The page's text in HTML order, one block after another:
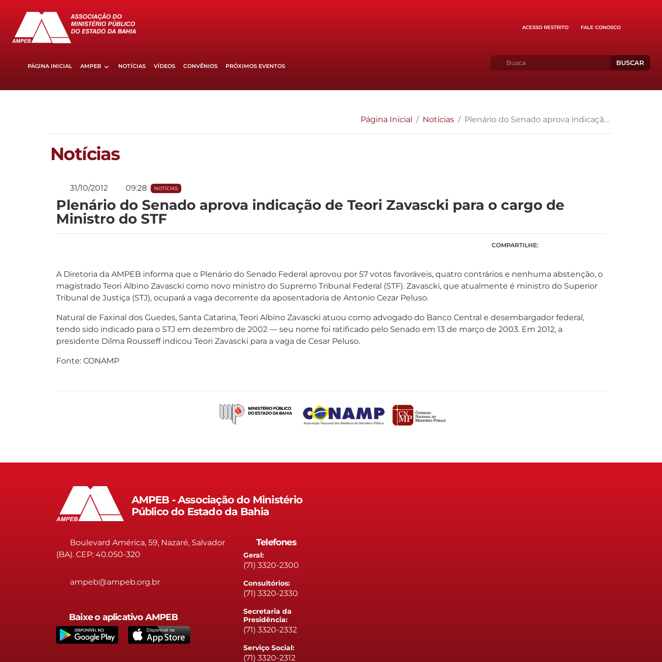
ACESSO RESTRITO FALE CONOSCO
PÁGINA INICIAL AMPEB NOTÍCIAS VÍDEOS CONVÊNIOS PRÓXIMOS EVENTOS BUSCAR
Página Inicial Notícias Plenário do Senado aprova indicação de Teori Zavascki para o cargo de Ministro do STF
Notícias
31/10/2012 09:28 NOTÍCIAS
Plenário do Senado aprova indicação de Teori Zavascki para o cargo de
Ministro do STF
COMPARTILHE:
A Diretoria da AMPEB informa que o Plenário do Senado Federal aprovou por 57 votos favoráveis, quatro contrários e nenhuma abstenção, o
magistrado Teori Albino Zavascki como novo ministro do Supremo Tribunal Federal (STF). Zavascki, que atualmente é ministro do Superior
Tribunal de Justiça (STJ), ocupará a vaga decorrente da aposentadoria de Antonio Cezar Peluso.
Natural de Faxinal dos Guedes, Santa Catarina, Teori Albino Zavascki atuou como advogado do Banco Central e desembargador federal,
tendo sido indicado para o STJ em dezembro de 2002 — seu nome foi ratificado pelo Senado em 13 de março de 2003. Em 2012, a
presidente Dilma Rousseff indicou Teori Zavascki para a vaga de Cesar Peluso.
Fonte: CONAMP
AMPEB - Associação do Ministério
Público do Estado da Bahia
Boulevard América, 59, Nazaré, Salvador
(BA). CEP: 40.050-320
ampeb@ampeb.org.br
Baixe o aplicativo AMPEB
Telefones
Geral:
(71) 3320-2300
Consultórios:
(71) 3320-2330
Secretaria da
Presidência:
(71) 3320-2332
Serviço Social:
(71) 3320-2312